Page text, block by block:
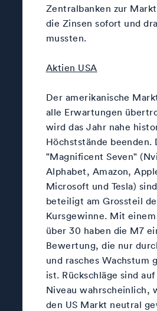
Zentralbanken zur
die Zinsen sofort und
mussten.
Aktien USA
Der amerikanische
alle Erwartungen
wird das Jahr nahe
Höchststände beenden.
"Magnificent Seven"
Alphabet, Amazon,
Microsoft und Tesla)
beteiligt am Grossteil
Kursgewinne. Mit einem
über 30 haben die M7
Bewertung, die nur
und rasches Wachstum
ist. Rückschläge sind
Niveau wahrscheinlich,
den US Markt neutral